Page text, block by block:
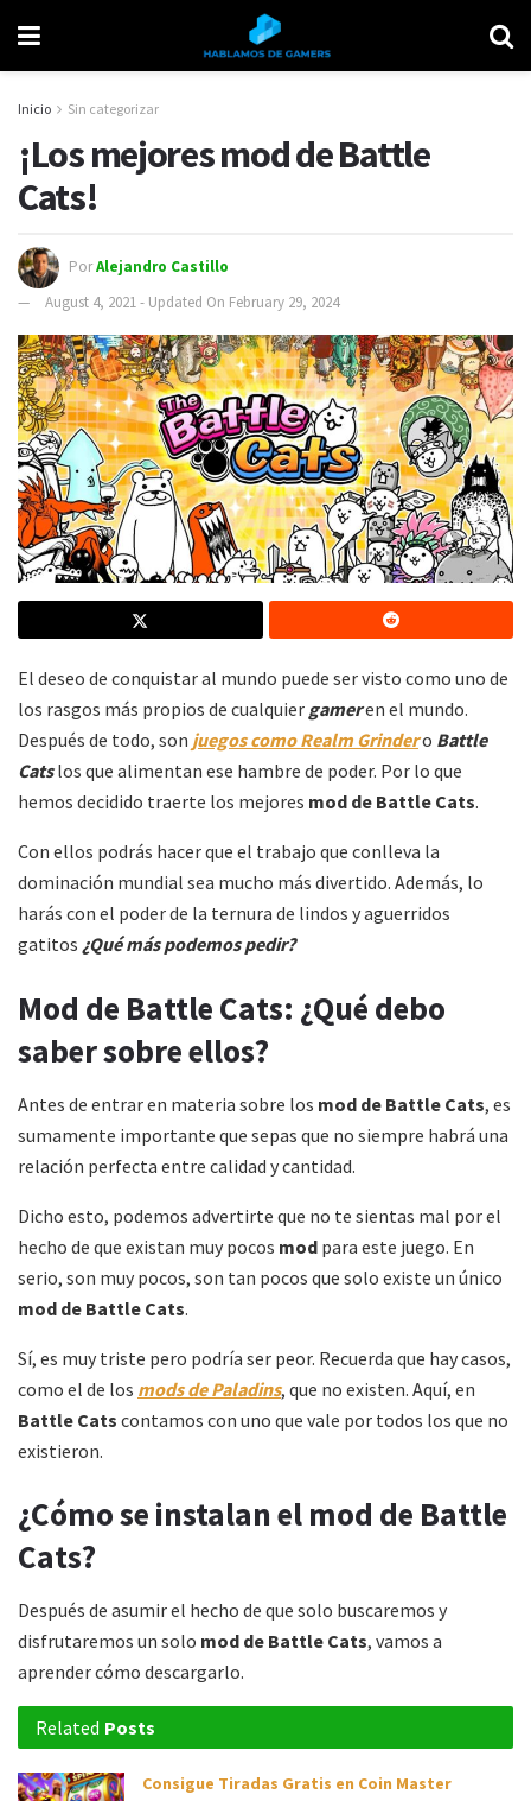
Inicio Sin categorizar
¡Los mejores mod de Battle
Cats!
PorAlejandro Castillo
August 4, 2021 - Updated On February 29, 2024
El deseo de conquistar al mundo puede ser visto como uno de
los rasgos más propios de cualquier gameren el mundo.
Después de todo, son juegos como Realm Grindero Battle
Catslos que alimentan ese hambre de poder. Por lo que
hemos decidido traerte los mejores mod de Battle Cats.
Con ellos podrás hacer que el trabajo que conlleva la
dominación mundial sea mucho más divertido. Además, lo
harás con el poder de la ternura de lindos y aguerridos
gatitos ¿Qué más podemos pedir?
Mod de Battle Cats: ¿Qué debo
saber sobre ellos?
Antes de entrar en materia sobre los mod de Battle Cats, es
sumamente importante que sepas que no siempre habrá una
relación perfecta entre calidad y cantidad.
Dicho esto, podemos advertirte que no te sientas mal por el
hecho de que existan muy pocos mod para este juego. En
serio, son muy pocos, son tan pocos que solo existe un único
mod de Battle Cats.
Sí, es muy triste pero podría ser peor. Recuerda que hay casos,
como el de los mods de Paladins, que no existen. Aquí, en
Battle Cats contamos con uno que vale por todos los que no
existieron.
¿Cómo se instalan el mod de Battle
Cats?
Después de asumir el hecho de que solo buscaremos y
disfrutaremos un solo mod de Battle Cats, vamos a
aprender cómo descargarlo.
Related Posts
Consigue Tiradas Gratis en Coin Master